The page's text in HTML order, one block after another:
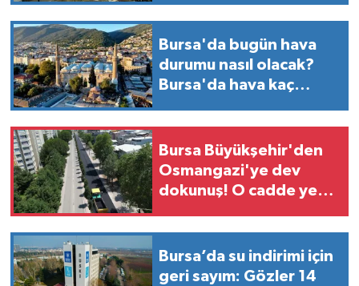
Bursa'da bugün hava
durumu nasıl olacak?
Bursa'da hava kaç
Bursa Büyükşehir'den
Osmangazi'ye dev
dokunuş! O cadde yeni
Bursa’da su indirimi için
geri sayım: Gözler 14